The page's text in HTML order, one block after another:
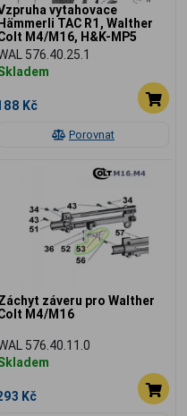
Porovnat
vytahovace
TAC R1, Walther
M4/M16, H&K-MP5
576.40.25.1
Kč
záveru pro Walther
M4/M16
576.40.11.0
Kč